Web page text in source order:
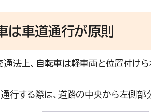
は車道通行が原則
法上、自転車は軽車両と位置付け
行する際は、道路の中央から左側部